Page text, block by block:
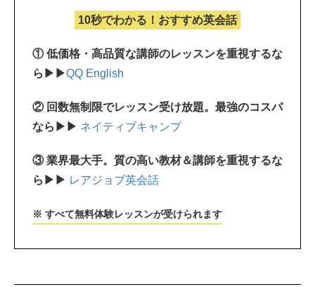
10秒でわかる！おすすめ英会話
① 低価格・高品質な講師のレッスンを重視するな
ら▶▶QQ English
② 回数無制限でレッスン受け放題。最強のコスパ
なら▶▶ ネイティブキャンプ
③ 業界最大手。質の高い教材＆講師を重視するな
ら▶▶ レアジョブ英会話
※ すべて無料体験レッスンが受けられます